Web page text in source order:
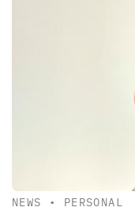
NEWS • PERSONAL